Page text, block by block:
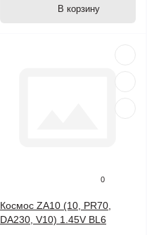
В корзину
0
Космос ZA10 (10, PR70,
DA230, V10) 1.45V BL6